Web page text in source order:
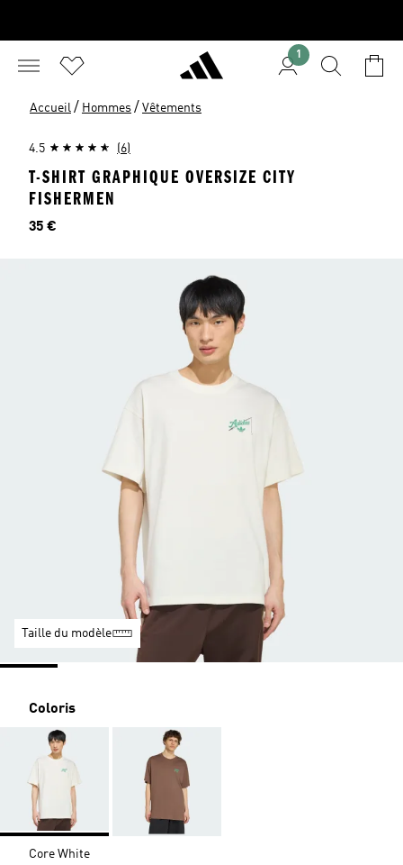
1
Accueil / Hommes / Vêtements
4.5 (6)
T-SHIRT GRAPHIQUE OVERSIZE CITY
FISHERMEN
Prix
35 €
Taille du modèle
Coloris
Core White